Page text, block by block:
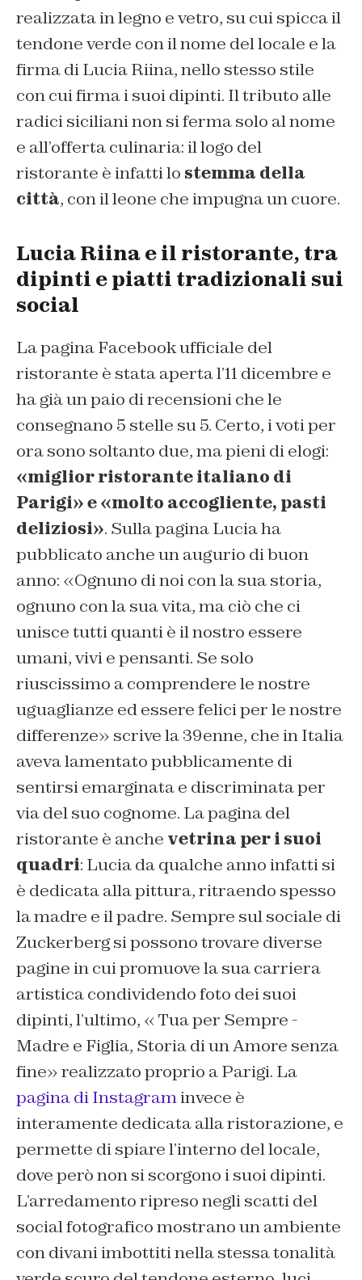
realizzata in legno e vetro, su cui spicca il
tendone verde con il nome del locale e la
firma di Lucia Riina, nello stesso stile
con cui firma i suoi dipinti. Il tributo alle
radici siciliani non si ferma solo al nome
e all’offerta culinaria: il logo del
ristorante è infatti lo stemma della
città, con il leone che impugna un cuore.
Lucia Riina e il ristorante, tra
dipinti e piatti tradizionali sui
social
La pagina Facebook ufficiale del
ristorante è stata aperta l’11 dicembre e
ha già un paio di recensioni che le
consegnano 5 stelle su 5. Certo, i voti per
ora sono soltanto due, ma pieni di elogi:
«miglior ristorante italiano di
Parigi» e «molto accogliente, pasti
deliziosi». Sulla pagina Lucia ha
pubblicato anche un augurio di buon
anno: «Ognuno di noi con la sua storia,
ognuno con la sua vita, ma ciò che ci
unisce tutti quanti è il nostro essere
umani, vivi e pensanti. Se solo
riuscissimo a comprendere le nostre
uguaglianze ed essere felici per le nostre
differenze» scrive la 39enne, che in Italia
aveva lamentato pubblicamente di
sentirsi emarginata e discriminata per
via del suo cognome. La pagina del
ristorante è anche vetrina per i suoi
quadri: Lucia da qualche anno infatti si
è dedicata alla pittura, ritraendo spesso
la madre e il padre. Sempre sul sociale di
Zuckerberg si possono trovare diverse
pagine in cui promuove la sua carriera
artistica condividendo foto dei suoi
dipinti, l’ultimo, « Tua per Sempre -
Madre e Figlia, Storia di un Amore senza
fine» realizzato proprio a Parigi. La
pagina di Instagraminvece è
interamente dedicata alla ristorazione, e
permette di spiare l’interno del locale,
dove però non si scorgono i suoi dipinti.
L’arredamento ripreso negli scatti del
social fotografico mostrano un ambiente
con divani imbottiti nella stessa tonalità